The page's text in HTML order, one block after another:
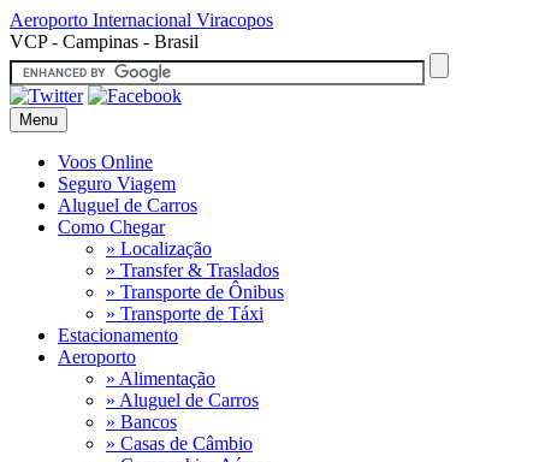
Aeroporto Internacional Viracopos
VCP - Campinas - Brasil
Menu
Voos Online
Seguro Viagem
Aluguel de Carros
Como Chegar
» Localização
» Transfer & Traslados
» Transporte de Ônibus
» Transporte de Táxi
Estacionamento
Aeroporto
» Alimentação
» Aluguel de Carros
» Bancos
» Casas de Câmbio